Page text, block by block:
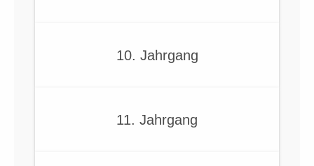
10. Jahrgang
11. Jahrgang